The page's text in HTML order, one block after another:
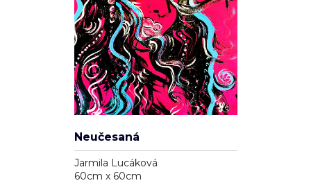
Neučesaná
Jarmila Lucáková
60cm x 60cm